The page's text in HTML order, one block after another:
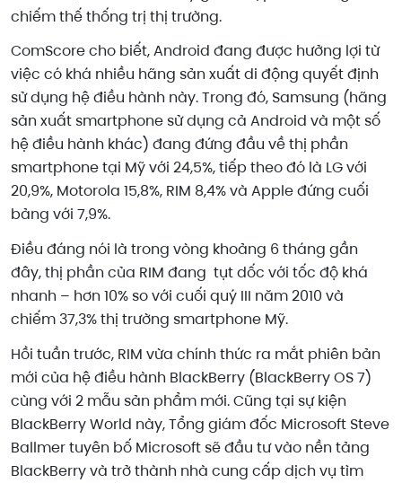
chiếm thế thống trị thị trường.
ComScore cho biết, Android đang được hưởng lợi từ
việc có khá nhiều hãng sản xuất di động quyết định
sử dụng hệ điều hành này. Trong đó, Samsung (hãng
sản xuất smartphone sử dụng cả Android và một số
hệ điều hành khác) đang đứng đầu về thị phần
smartphone tại Mỹ với 24,5%, tiếp theo đó là LG với
20,9%, Motorola 15,8%, RIM 8,4% và Apple đứng cuối
bảng với 7,9%.
Điều đáng nói là trong vòng khoảng 6 tháng gần
đây, thị phần của RIM đang tụt dốc với tốc độ khá
nhanh – hơn 10% so với cuối quý III năm 2010 và
chiếm 37,3% thị trường smartphone Mỹ.
Hồi tuần trước, RIM vừa chính thức ra mắt phiên bản
mới của hệ điều hành BlackBerry (BlackBerry OS 7)
cùng với 2 mẫu sản phẩm mới. Cũng tại sự kiện
BlackBerry World này, Tổng giám đốc Microsoft Steve
Ballmer tuyên bố Microsoft sẽ đầu tư vào nền tảng
BlackBerry và trở thành nhà cung cấp dịch vụ tìm